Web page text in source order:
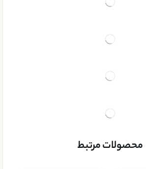
محصولات مرتبط